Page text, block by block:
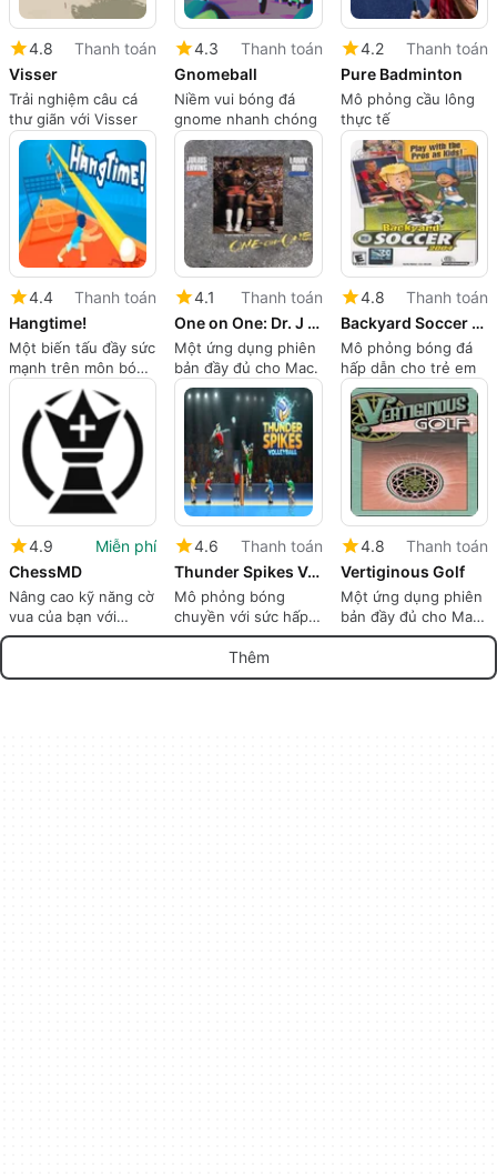
4.8
Thanh toán
Visser
Trải nghiệm câu cá
thư giãn với Visser
4.3
Thanh toán
Gnomeball
Niềm vui bóng đá
gnome nhanh chóng
4.2
Thanh toán
Pure Badminton
Mô phỏng cầu lông
thực tế
4.4
Thanh toán
Hangtime!
Một biến tấu đầy sức
mạnh trên môn bóng
chuyền
4.1
Thanh toán
One on One: Dr. J vs. Larry Bird
Một ứng dụng phiên
bản đầy đủ cho Mac.
4.8
Thanh toán
Backyard Soccer 2004
Mô phỏng bóng đá
hấp dẫn cho trẻ em
4.9
Miễn phí
ChessMD
Nâng cao kỹ năng cờ
vua của bạn với
ChessMD
4.6
Thanh toán
Thunder Spikes Volleyball
Mô phỏng bóng
chuyền với sức hấp
dẫn cổ điển của trò
chơi arcade
4.8
Thanh toán
Vertiginous Golf
Một ứng dụng phiên
bản đầy đủ cho Mac,
bởi Kinelco.
Thêm